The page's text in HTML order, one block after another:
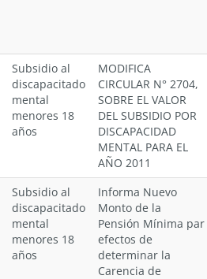
Subsidio al
discapacitado
mental
menores 18
años
MODIFICA
CIRCULAR N° 2704,
SOBRE EL VALOR
DEL SUBSIDIO POR
DISCAPACIDAD
MENTAL PARA EL
AÑO 2011
Subsidio al
discapacitado
mental
menores 18
años
Informa Nuevo
Monto de la
Pensión Mínima par
efectos de
determinar la
Carencia de